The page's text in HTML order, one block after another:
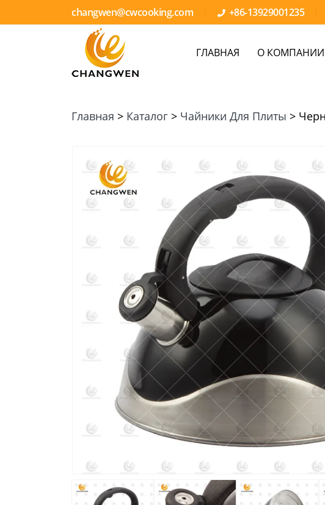
changwen@cwcooking.com +86-13929001235
ГЛАВНАЯ О КОМПАНИИ
Главная > Каталог > Чайники Для Плиты >